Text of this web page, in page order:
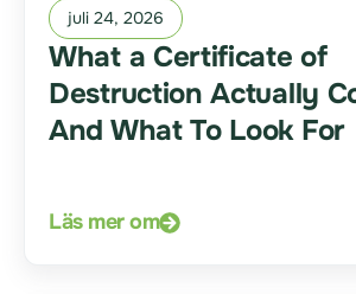
juli 24, 2026
What a Certificate of
Destruction Actually
And What To Look For
Läs mer om